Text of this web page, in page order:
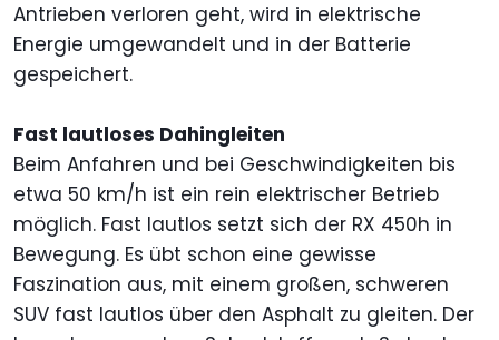
Antrieben verloren geht, wird in elektrische
Energie umgewandelt und in der Batterie
gespeichert.
Fast lautloses Dahingleiten
Beim Anfahren und bei Geschwindigkeiten bis
etwa 50 km/h ist ein rein elektrischer Betrieb
möglich. Fast lautlos setzt sich der RX 450h in
Bewegung. Es übt schon eine gewisse
Faszination aus, mit einem großen, schweren
SUV fast lautlos über den Asphalt zu gleiten. Der